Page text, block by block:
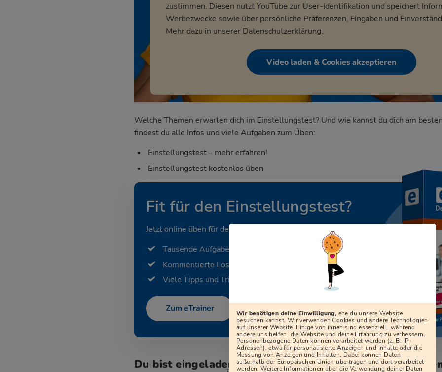
zustimmen. Diesen nutzt YouTube zur User-Identifikation und speichert
Werbezwecke sowie über persönliche Präferenzen, Eingaben und
Mehr dazu in unserer Datenschutzerklärung.
Video laden & Cookies akzeptieren
Welche Themen erwarten dich im Einstellungstest? Und wie kannst du dich am
findest du alle Infos und viele Aufgaben zum Üben:
Einstellungstest – mehr erfahren!
Einstellungstest kostenlos üben
Fit für den Einstellungstest?
Jetzt online üben für deinen Beruf.
Tausende Aufgaben
Kommentierte Lösungen
Viele Tipps und Tricks
Zum eTrainer
Du bist eingeladen zum Vorstellungsgespräch bei der
Wir benötigen deine Einwilligung, ehe du unsere Website
besuchen kannst. Wir verwenden Cookies und andere Technologien
auf unserer Website. Einige von ihnen sind essenziell, während
andere uns helfen, die Website und deine Erfahrung zu verbessern.
Personenbezogene Daten können verarbeitet werden (z. B. IP-
Adressen), etwa für personalisierte Anzeigen und Inhalte oder die
Messung von Anzeigen und Inhalten. Dabei können Daten
außerhalb der Europäischen Union übertragen und dort verarbeitet
werden. Weitere Informationen über die Verwendung deiner Daten